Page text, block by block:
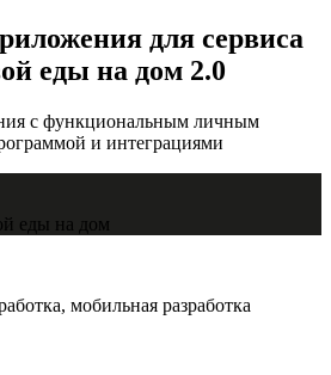
для сервиса
еды на дом 2.0
с функциональным личным
и интеграциями
еды на дом
мобильная разработка